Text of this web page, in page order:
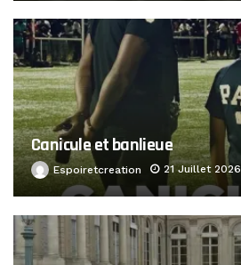
Canicule et banlieue
Espoiretcreation 21 Juillet 2026